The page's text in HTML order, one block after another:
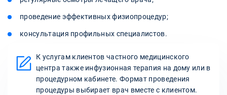
проведение эффективных физиопроцедур;
консультация профильных специалистов.
К услугам клиентов частного медицинского
центра также инфузионная терапия на дому или в
процедурном кабинете. Формат проведения
процедуры выбирает врач вместе с клиентом.